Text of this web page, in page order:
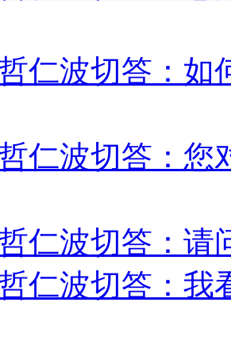
仁波切答：如
仁波切答：您
仁波切答：请
仁波切答：我